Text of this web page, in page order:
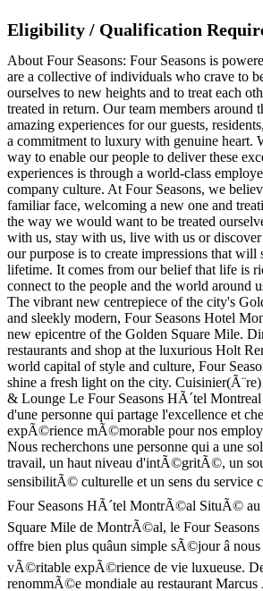
Eligibility / Qualification
About Four Seasons: Four Seasons is
are a collective of individuals who crave to
ourselves to new heights and to treat each
treated in return. Our team members around
amazing experiences for our guests,
a commitment to luxury with genuine heart.
way to enable our people to deliver these
experiences is through a world-class
company culture. At Four Seasons, we
familiar face, welcoming a new one and
the way we would want to be treated
with us, stay with us, live with us or
our purpose is to create impressions that
lifetime. It comes from our belief that life is
connect to the people and the world around
The vibrant new centrepiece of the city's
and sleekly modern, Four Seasons Hotel
new epicentre of the Golden Square Mile.
restaurants and shop at the luxurious Holt
world capital of style and culture, Four
shine a fresh light on the city.
& Lounge Le Four Seasons HÃ´tel
d'une personne qui partage l'excellence et
expÃ©rience mÃ©morable pour nos
Nous recherchons une personne qui a une
travail, un haut niveau d'intÃ©gritÃ©, un
sensibilitÃ© culturelle et un sens du service
Four Seasons HÃ´tel MontrÃ©al SituÃ© au
Square Mile de MontrÃ©al, le Four
offre bien plus quâun simple sÃ©jour â
vÃ©ritable expÃ©rience de vie luxueuse.
renommÃ©e mondiale au restaurant